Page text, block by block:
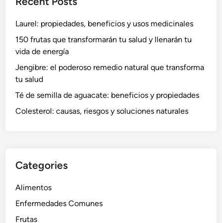
Laurel: propiedades, beneficios y usos medicinales
150 frutas que transformarán tu salud y llenarán tu
vida de energía
Jengibre: el poderoso remedio natural que transforma
tu salud
Té de semilla de aguacate: beneficios y propiedades
Colesterol: causas, riesgos y soluciones naturales
Categories
Alimentos
Enfermedades Comunes
Frutas